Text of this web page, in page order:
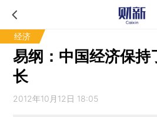
经济
易纲：中国经济保持
长
2012年10月12日 18:05